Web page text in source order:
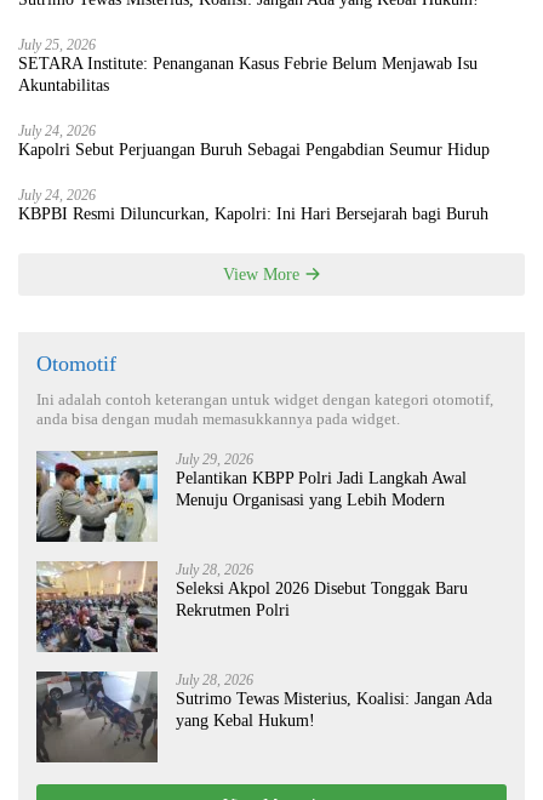
July 25, 2026
SETARA Institute: Penanganan Kasus Febrie Belum Menjawab Isu
Akuntabilitas
July 24, 2026
Kapolri Sebut Perjuangan Buruh Sebagai Pengabdian Seumur Hidup
July 24, 2026
KBPBI Resmi Diluncurkan, Kapolri: Ini Hari Bersejarah bagi Buruh
View More
Otomotif
Ini adalah contoh keterangan untuk widget dengan kategori otomotif,
anda bisa dengan mudah memasukkannya pada widget.
July 29, 2026
Pelantikan KBPP Polri Jadi Langkah Awal
Menuju Organisasi yang Lebih Modern
July 28, 2026
Seleksi Akpol 2026 Disebut Tonggak Baru
Rekrutmen Polri
July 28, 2026
Sutrimo Tewas Misterius, Koalisi: Jangan Ada
yang Kebal Hukum!